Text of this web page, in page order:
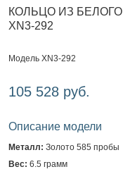
КОЛЬЦО ИЗ
XN3-292
Модель XN3-292
105 528 руб.
Описание модели
Металл: Золото 585 пробы
Вес: 6.5 грамм